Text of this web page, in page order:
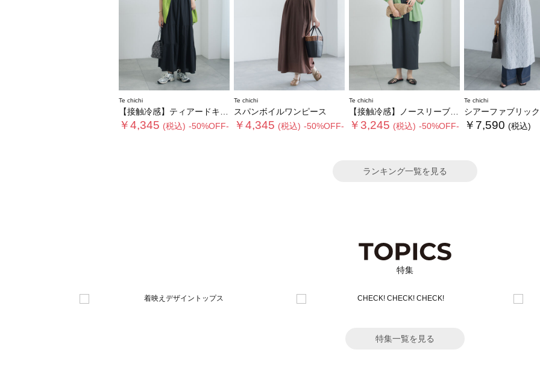
Te chichi
【接触冷感】ティアードキャミソールワンピース
￥4,345 (税込) -50%OFF-
Te chichi
スパンボイルワンピース
￥4,345 (税込) -50%OFF-
Te chichi
【接触冷感】ノースリーブカットワンピース
￥3,245 (税込) -50%OFF-
Te chichi
シアーファブリックチュニッ
￥7,590 (税込)
ランキング一覧を見る
特集
特集一覧を見る